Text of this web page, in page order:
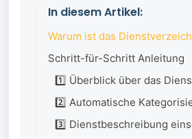
In diesem Artikel:
Warum ist das
Schritt-für-Schritt Anleitung
1️⃣ Überblick über das
2️⃣ Automatische
3️⃣ Dienstbeschreibung